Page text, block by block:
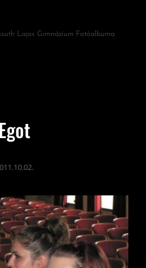
Lajos Gimnázium Fotóalbuma
Egot